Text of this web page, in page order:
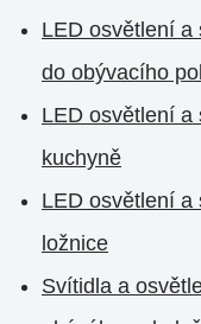
LED osvětlení a
do obývacího
LED osvětlení a
kuchyně
LED osvětlení a
ložnice
Svítidla a